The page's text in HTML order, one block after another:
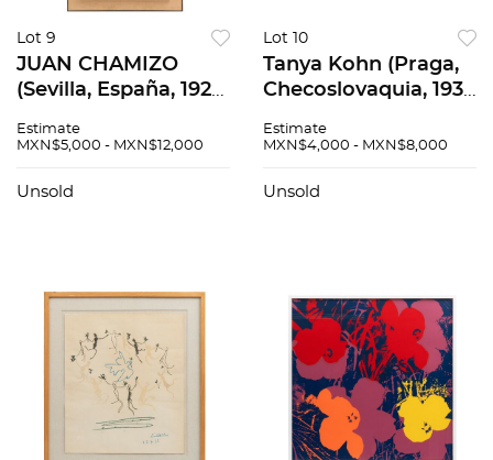
Lot 9
JUAN CHAMIZO
(Sevilla, España, 1921
título, Óleo sobre
Fechada 66.
Estimate
MXN$5,000 - MXN$12,000
Unsold
Lot 10
Tanya Kohn (Praga,
Checoslovaquia, 1935
de dos Serigrafías y
Estimate
MXN$4,000 - MXN$8,000
Unsold